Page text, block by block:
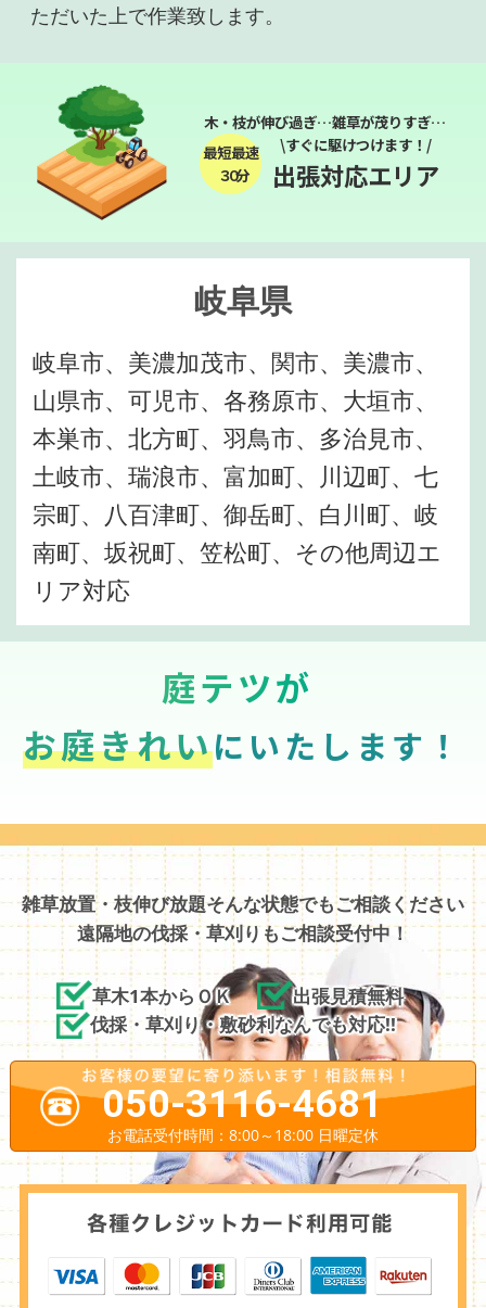
ただいた上で作業致します。
木・枝が伸び過ぎ…雑草が茂りすぎ…
最短最速
３０分
\すぐに駆けつけます！/
出張対応エリア
岐阜県
岐阜市、美濃加茂市、関市、美濃市、
山県市、可児市、各務原市、大垣市、
本巣市、北方町、羽鳥市、多治見市、
土岐市、瑞浪市、富加町、川辺町、七
宗町、八百津町、御岳町、白川町、岐
南町、坂祝町、笠松町、その他周辺エ
リア対応
庭テツが
お庭きれいにいたします！
雑草放置・枝伸び放題そんな状態でもご相談ください
遠隔地の伐採・草刈りもご相談受付中！
草木1本からＯＫ
出張見積無料
伐採・草刈り・敷砂利なんでも対応!!
050-3116-4681
お電話受付時間：8:00～18:00 日曜定休